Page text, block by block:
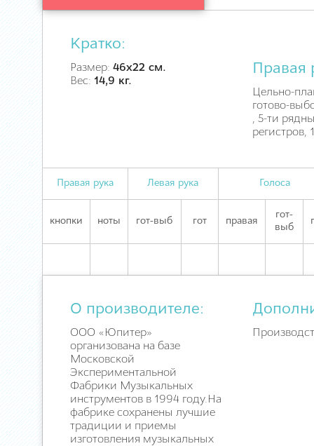
Кратко:
Размер: 46х22 см.
Вес: 14,9 кг.
Правая
Цельно-
готово-
, 5-ти
регистров,
Правая рука Левая рука Голоса
кнопки ноты гот-выб гот правая
гот-
выб
О производителе:
ООО «Юпитер»
организована на базе
Московской
Экспериментальной
Фабрики Музыкальных
инструментов в 1994 году.На
фабрике сохранены лучшие
традиции и приемы
изготовления музыкальных